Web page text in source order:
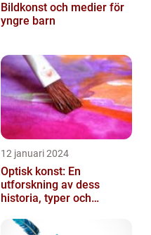
Bildkonst och medier för
yngre barn
12 januari 2024
Optisk konst: En
utforskning av dess
historia, typer och